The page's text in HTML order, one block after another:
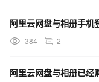
384 2
阿里云网盘与相册已经